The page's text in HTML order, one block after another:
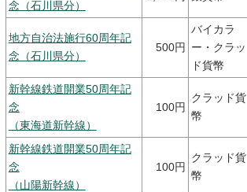
念（石川県分）
地方自治法施行60周年記
念（石川県分）
500円
バイカラ
ー・クラッ
ド貨幣
新幹線鉄道開業50周年記
念
（東海道新幹線）
100円
クラッド貨
幣
新幹線鉄道開業50周年記
念
（山陽新幹線）
100円
クラッド貨
幣